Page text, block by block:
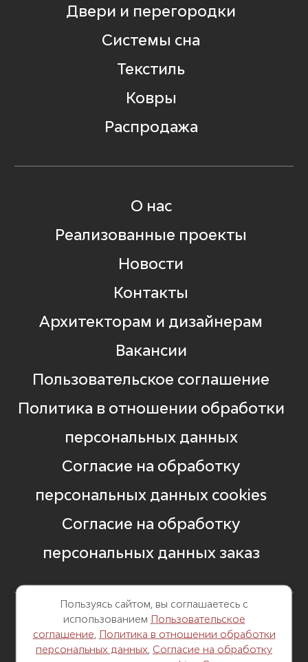
Пользуясь сайтом, вы соглашаетесь с
использованием Пользовательское
соглашение Политика в отношении обработки
персональных данных Согласие на обработку
Двери и перегородки
Системы сна
Текстиль
Ковры
Распродажа
О нас
Реализованные проекты
Новости
Контакты
Архитекторам и дизайнерам
Вакансии
Пользовательское соглашение
Политика в отношении обработки
персональных данных
Согласие на обработку
персональных данных cookies
Согласие на обработку
персональных данных заказ
8 499 248 13 82
г. Москва, Б. Саввинский пер. д. 12,